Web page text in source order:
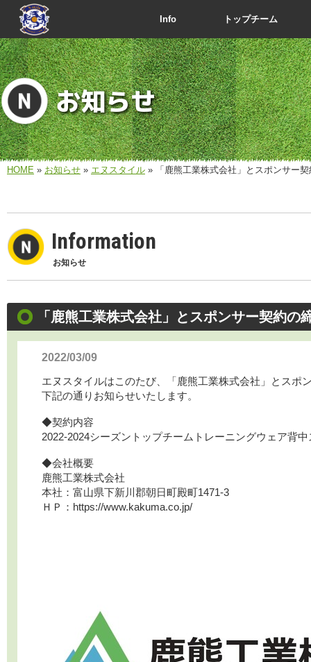
Info トップチーム
お知らせ
HOME » お知らせ » エヌスタイル » 「鹿熊工業株式会社」とスポンサー
Information
お知らせ
「鹿熊工業株式会社」とスポンサー契約の
2022/03/09
エヌスタイルはこのたび、 「鹿熊工業株式会社」
とスポ
下記の通りお知らせいたします。
◆契約内容
2022-2024シーズントップチーム トレーニングウェア背中
◆会社概要
鹿熊工業株式会社
本社：富山県下新川郡朝日町殿町1471-3
ＨＰ：https://www.kakuma.co.jp/